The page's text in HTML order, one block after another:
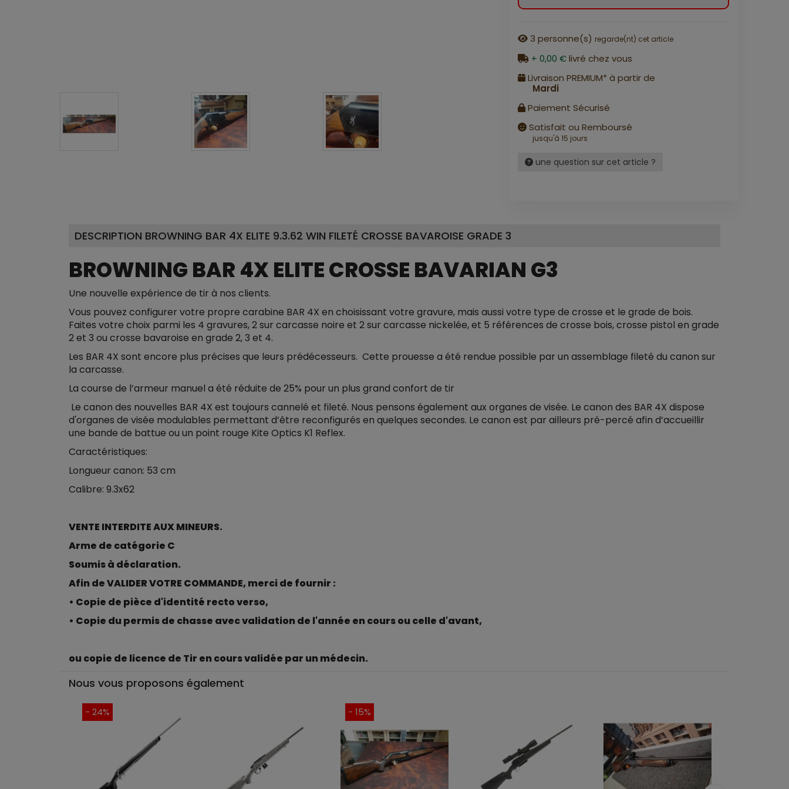
3 personne(s) regarde(nt) cet article
+ 0,00 €livré chez vous
Livraison PREMIUM* à partir de
Mardi
Paiement Sécurisé
Satisfait ou Remboursé
jusqu'à 15 jours
une question sur cet article ?
DESCRIPTION BROWNING BAR 4X ELITE 9.3.62 WIN FILETÉ CROSSE BAVAROISE GRADE 3
BROWNING BAR 4X ELITE CROSSE BAVARIAN G3
Une nouvelle expérience de tir à nos clients.
Vous pouvez configurer votre propre carabine BAR 4X en choisissant votre gravure, mais aussi votre type de crosse et le grade de bois.
Faites votre choix parmi les 4 gravures, 2 sur carcasse noire et 2 sur carcasse nickelée, et 5 références de crosse bois, crosse pistol en grade
2 et 3 ou crosse bavaroise en grade 2, 3 et 4.
Les BAR 4X sont encore plus précises que leurs prédécesseurs. Cette prouesse a été rendue possible par un assemblage fileté du canon sur
la carcasse.
La course de l’armeur manuel a été réduite de 25% pour un plus grand confort de tir
Le canon des nouvelles BAR 4X est toujours cannelé et fileté. Nous pensons également aux organes de visée. Le canon des BAR 4X dispose
d'organes de visée modulables permettant d’être reconfigurés en quelques secondes. Le canon est par ailleurs pré-percé afin d’accueillir
une bande de battue ou un point rouge Kite Optics K1 Reflex.
Caractéristiques:
Longueur canon: 53 cm
Calibre: 9.3x62
VENTE INTERDITE AUX MINEURS.
Arme de catégorie C
Soumis à déclaration.
Afin de VALIDER VOTRE COMMANDE, merci de fournir :
• Copie de pièce d'identité recto verso,
• Copie du permis de chasse avec validation de l'année en cours ou celle d'avant,
ou copie de licence de Tir en cours validée par un médecin.
Nous vous proposons également
- 24% - 15%